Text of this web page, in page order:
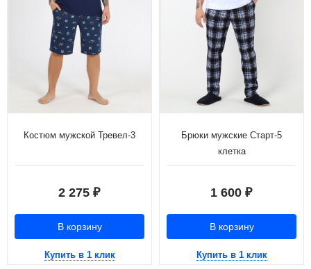
Костюм мужской Тревел-3
2 275 ₽
В корзину
Купить в 1 клик
Брюки мужские Старт-5
клетка
1 600 ₽
В корзину
Купить в 1 клик